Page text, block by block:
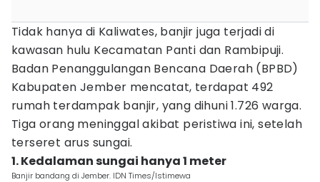
Tidak hanya di Kaliwates, banjir juga terjadi di
kawasan hulu Kecamatan Panti dan Rambipuji.
Badan Penanggulangan Bencana Daerah (BPBD)
Kabupaten Jember mencatat, terdapat 492
rumah terdampak banjir, yang dihuni 1.726 warga.
Tiga orang meninggal akibat peristiwa ini, setelah
terseret arus sungai.
1. Kedalaman sungai hanya 1 meter
Banjir bandang di Jember. IDN Times/Istimewa